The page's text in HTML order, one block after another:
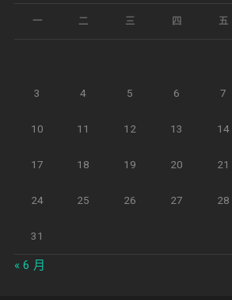
一 二 三 四 五
3 4 5 6 7
10 11 12 13 14
17 18 19 20 21
24 25 26 27 28
31
« 6 月